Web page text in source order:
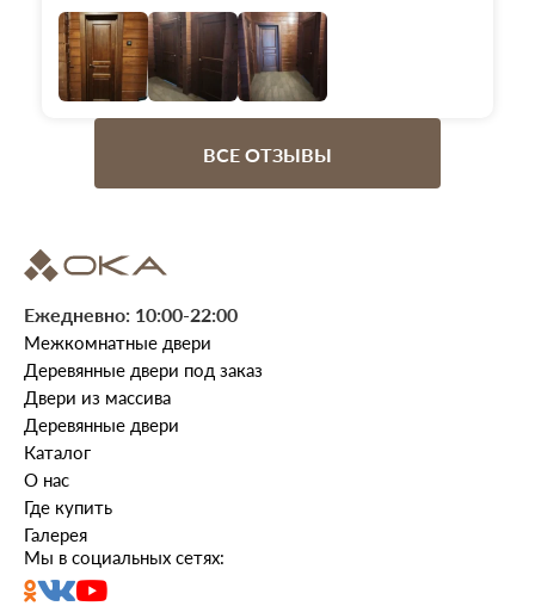
ВСЕ ОТЗЫВЫ
Ежедневно: 10:00-22:00
Межкомнатные двери
Деревянные двери под заказ
Двери из массива
Деревянные двери
Каталог
О нас
Где купить
Галерея
Мы в социальных сетях: